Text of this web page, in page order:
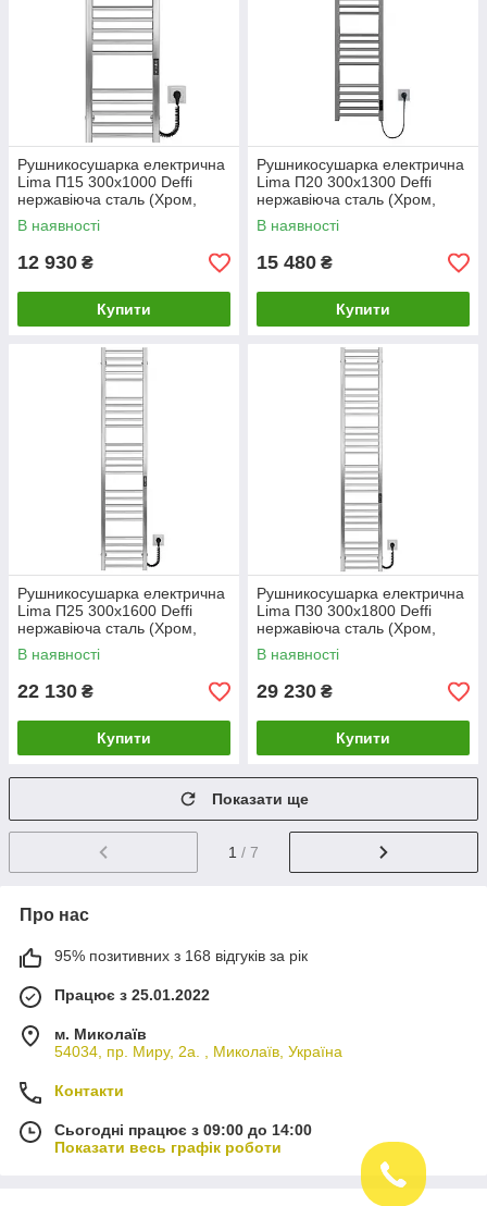
Рушникосушарка електрична
Lima П15 300х1000 Deffi
нержавіюча сталь (Хром,
JD04, Праве підключення)
В наявності
12 930 ₴
Купити
Рушникосушарка електрична
Lima П20 300х1300 Deffi
нержавіюча сталь (Хром,
JD04, Праве підключення)
В наявності
15 480 ₴
Купити
Рушникосушарка електрична
Lima П25 300х1600 Deffi
нержавіюча сталь (Хром,
JD04, Праве підключення)
В наявності
22 130 ₴
Купити
Рушникосушарка електрична
Lima П30 300х1800 Deffi
нержавіюча сталь (Хром,
JD04, Праве підключення)
В наявності
29 230 ₴
Купити
Показати ще
1 / 7
Про нас
95% позитивних з 168 відгуків за рік
Працює з 25.01.2022
м. Миколаїв
54034, пр. Миру, 2а. , Миколаїв, Україна
Контакти
Сьогодні працює з 09:00 до 14:00
Показати весь графік роботи